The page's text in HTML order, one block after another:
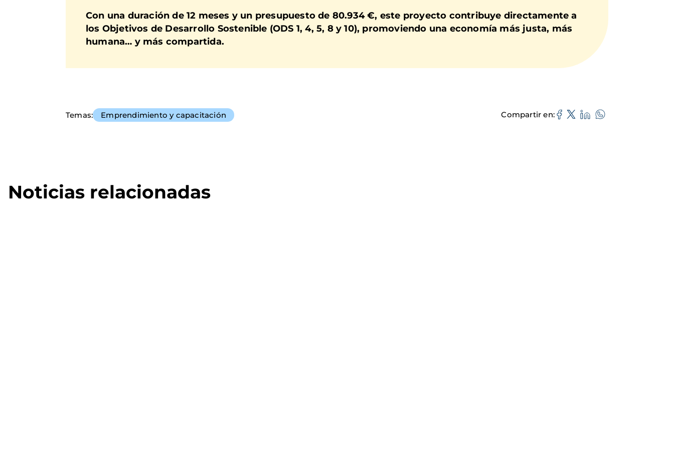
Con una duración de 12 meses y un presupuesto de 80.934 €, este proyecto contribuye directamente a
los Objetivos de Desarrollo Sostenible (ODS 1, 4, 5, 8 y 10), promoviendo una economía más justa, más
humana… y más compartida.
Temas Emprendimiento y capacitación Compartir en
Noticias relacionadas